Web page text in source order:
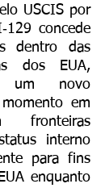
USCIS por
concede
dentro das
dos EUA,
um novo
em
interno
para fins
enquanto